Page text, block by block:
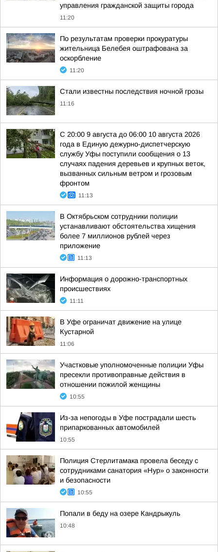
управления гражданской защиты города
11:20
По результатам проверки прокуратуры
жительница Белебея оштрафована за
оскорбление
11:20
Стали известны последствия ночной грозы
11:16
С 20:00 9 августа до 06:00 10 августа 2026
года в Единую дежурно-диспетчерскую
службу Уфы поступили сообщения о 13
случаях падения деревьев и крупных веток,
вызванных сильным ветром и грозовым
фронтом
11:13
В Октябрьском сотрудники полиции
устанавливают обстоятельства хищения
более 7 миллионов рублей через
приложение
11:13
Информация о дорожно-транспортных
происшествиях
11:11
В Уфе ограничат движение на улице
Кустарной
11:06
Участковые уполномоченные полиции Уфы
пресекли противоправные действия в
отношении пожилой женщины
10:55
Из-за непогоды в Уфе пострадали шесть
припаркованных автомобилей
10:55
Полиция Стерлитамака провела беседу с
сотрудниками санатория «Нур» о законности
и безопасности
10:55
Попали в беду на озере Кандрыкуль
10:48